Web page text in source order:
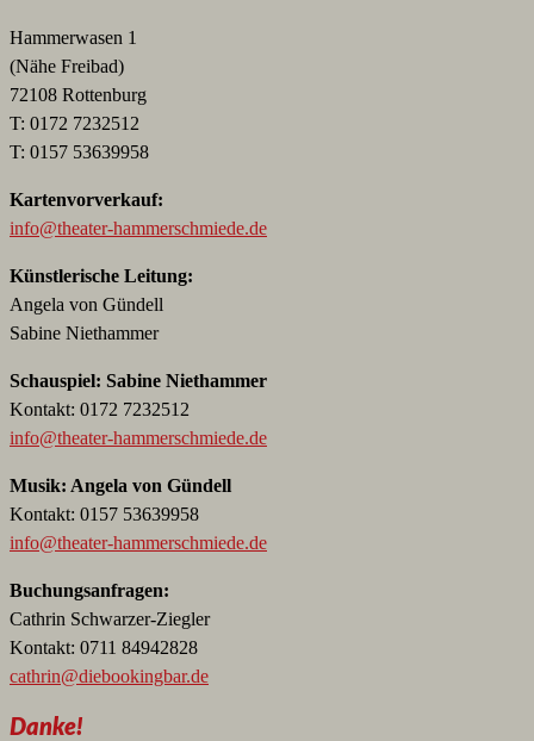
Hammerwasen 1
(Nähe Freibad)
72108 Rottenburg
T: 0172 7232512
T: 0157 53639958
Kartenvorverkauf:
info@theater-hammerschmiede.de
Künstlerische Leitung:
Angela von Gündell
Sabine Niethammer
Schauspiel: Sabine Niethammer
Kontakt: 0172 7232512
info@theater-hammerschmiede.de
Musik: Angela von Gündell
Kontakt: 0157 53639958
info@theater-hammerschmiede.de
Buchungsanfragen:
Cathrin Schwarzer-Ziegler
Kontakt: 0711 84942828
cathrin@diebookingbar.de
Danke!